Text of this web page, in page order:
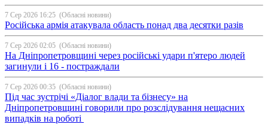
7 Сер 2026 16:25 (Обласні новини)
Російська армія атакувала область понад два десятки разів
7 Сер 2026 02:05 (Обласні новини)
На Дніпропетровщині через російські удари п'ятеро людей
загинули і 16 - постраждали
7 Сер 2026 00:35 (Обласні новини)
Під час зустрічі «Діалог влади та бізнесу» на
Дніпропетровщині говорили про розслідування нещасних
випадків на роботі